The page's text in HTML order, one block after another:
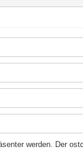
werden. Der